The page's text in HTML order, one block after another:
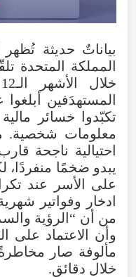
المملكة المتحدة
معلومات شخصية.
يبدو ضخمًا منفردًا،
على الأسر عند
ادخار وفواتير
من أن “الرؤية
وأن الاعتماد على
مألوفة صار
خلال دقائق.